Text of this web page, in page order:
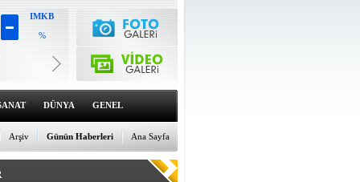
IMKB
%
6659.71
Dolar
47.6791
%0
Euro
55.1258
%0
DÜNYA GENEL
Ana Sayfa
Günün Haberleri
Arşiv